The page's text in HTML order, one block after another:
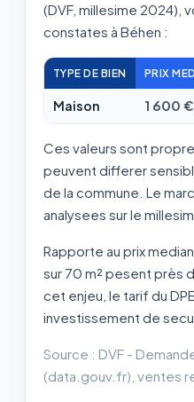
(DVF, millesime 2024),
constates à Béhen :
TYPE DE BIEN PRIX
Maison 1 600
Ces valeurs sont
peuvent differer
de la commune. Le
analysees sur le
Rapporte au prix
sur 70 m² pesent près
cet enjeu, le tarif du
investissement de
Source : DVF -
(data.gouv.fr), ventes